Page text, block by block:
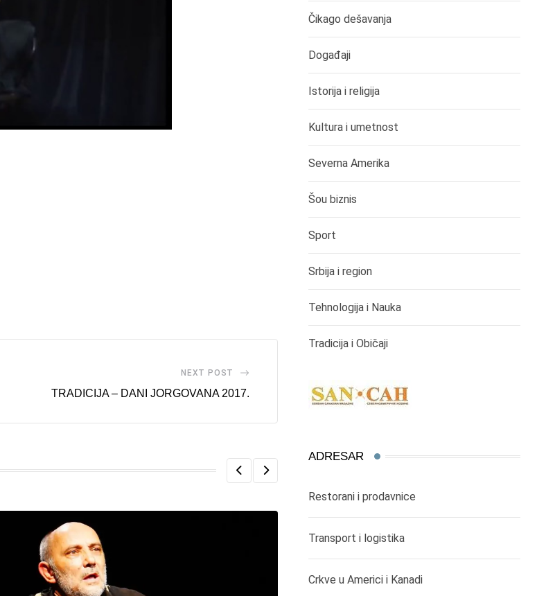
NEXT POST
TRADICIJA – DANI JORGOVANA 2017.
Čikago dešavanja
Događaji
Istorija i religija
Kultura i umetnost
Severna Amerika
Šou biznis
Sport
Srbija i region
Tehnologija i Nauka
Tradicija i Običaji
ADRESAR
Restorani i prodavnice
Transport i logistika
Crkve u Americi i Kanadi